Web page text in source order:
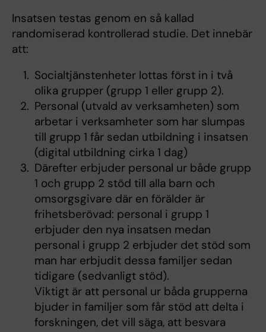
Insatsen testas genom en så kallad
randomiserad kontrollerad studie. Det innebär
att:
Socialtjänstenheter lottas först in i två
olika grupper (grupp 1 eller grupp 2).
Personal (utvald av verksamheten) som
arbetar i verksamheter som har slumpas
till grupp 1 får sedan utbildning i insatsen
(digital utbildning cirka 1 dag)
Därefter erbjuder personal ur både grupp
1 och grupp 2 stöd till alla barn och
omsorgsgivare där en förälder är
frihetsberövad: personal i grupp 1
erbjuder den nya insatsen medan
personal i grupp 2 erbjuder det stöd som
man har erbjudit dessa familjer sedan
tidigare (sedvanligt stöd).
Viktigt är att personal ur båda grupperna
bjuder in familjer som får stöd att delta i
forskningen, det vill säga, att besvara